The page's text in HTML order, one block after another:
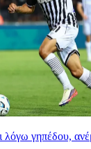
λόγω γηπέδου,